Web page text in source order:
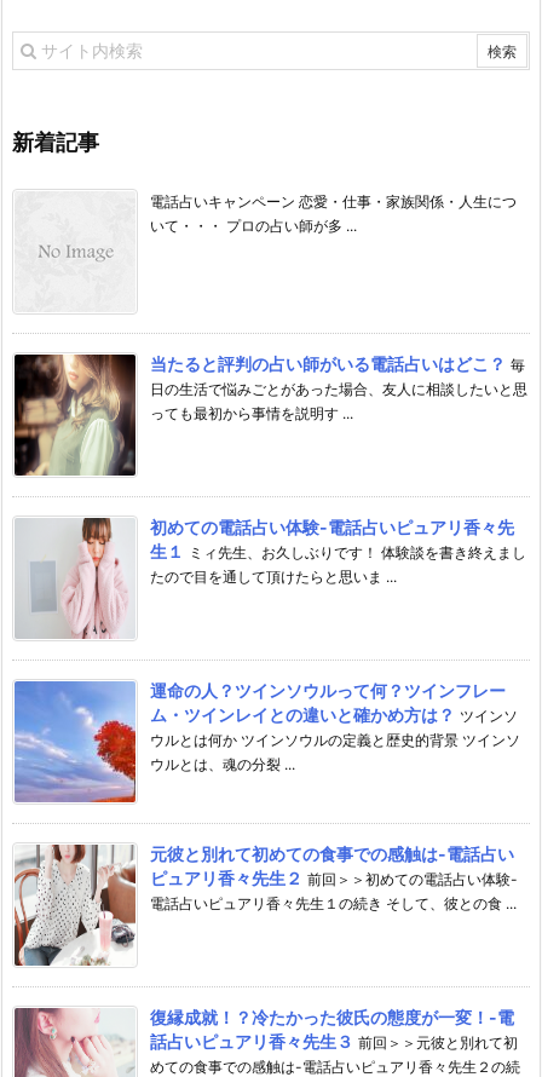
新着記事
電話占いキャンペーン 恋愛・仕事・家族関係・人生につ
いて・・・ プロの占い師が多 ...
当たると評判の占い師がいる電話占いはどこ？ 毎
日の生活で悩みごとがあった場合、友人に相談したいと思
っても最初から事情を説明す ...
初めての電話占い体験-電話占いピュアリ香々先
生１
ミィ先生、お久しぶりです！ 体験談を書き終えまし
たので目を通して頂けたらと思いま ...
運命の人？ツインソウルって何？ツインフレー
ム・ツインレイとの違いと確かめ方は？ ツインソ
ウルとは何か ツインソウルの定義と歴史的背景 ツインソ
ウルとは、魂の分裂 ...
元彼と別れて初めての食事での感触は-電話占い
ピュアリ香々先生２ 前回＞＞初めての電話占い体験-
電話占いピュアリ香々先生１の続き そして、彼との食 ...
復縁成就！？冷たかった彼氏の態度が一変！-電
話占いピュアリ香々先生３ 前回＞＞元彼と別れて初
めての食事での感触は-電話占いピュアリ香々先生２の続